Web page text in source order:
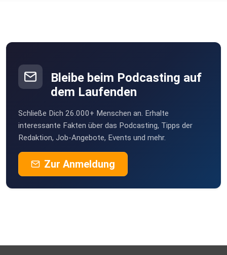
Nastätten
wilmaaa
Moers
Zellingen
vwnh67kz
Lidadine
Bleibe beim Podcasting auf
dem Laufenden
Schließe Dich 26.000+ Menschen an. Erhalte
interessante Fakten über das Podcasting, Tipps der
Redaktion, Job-Angebote, Events und mehr.
Zur Anmeldung